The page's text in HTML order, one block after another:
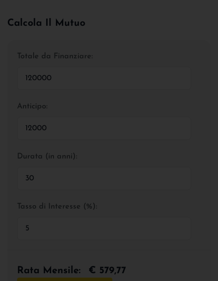
Calcola Il Mutuo
Totale da Finanziare:
Anticipo:
Durata (in anni):
Tasso di Interesse (%):
Rata Mensile: € 579,77